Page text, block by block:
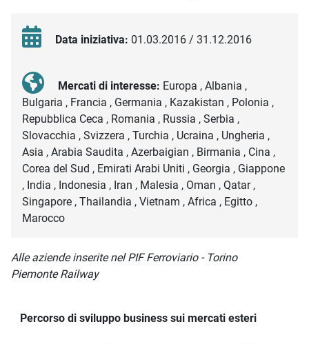
Data iniziativa: 01.03.2016 / 31.12.2016
Mercati di interesse: Europa , Albania ,
Bulgaria , Francia , Germania , Kazakistan , Polonia ,
Repubblica Ceca , Romania , Russia , Serbia ,
Slovacchia , Svizzera , Turchia , Ucraina , Ungheria ,
Asia , Arabia Saudita , Azerbaigian , Birmania , Cina ,
Corea del Sud , Emirati Arabi Uniti , Georgia , Giappone
, India , Indonesia , Iran , Malesia , Oman , Qatar ,
Singapore , Thailandia , Vietnam , Africa , Egitto ,
Marocco
Descrizione iniziativa
Alle aziende inserite nel PIF Ferroviario - Torino
Piemonte Railway
Percorso di sviluppo business sui mercati esteri